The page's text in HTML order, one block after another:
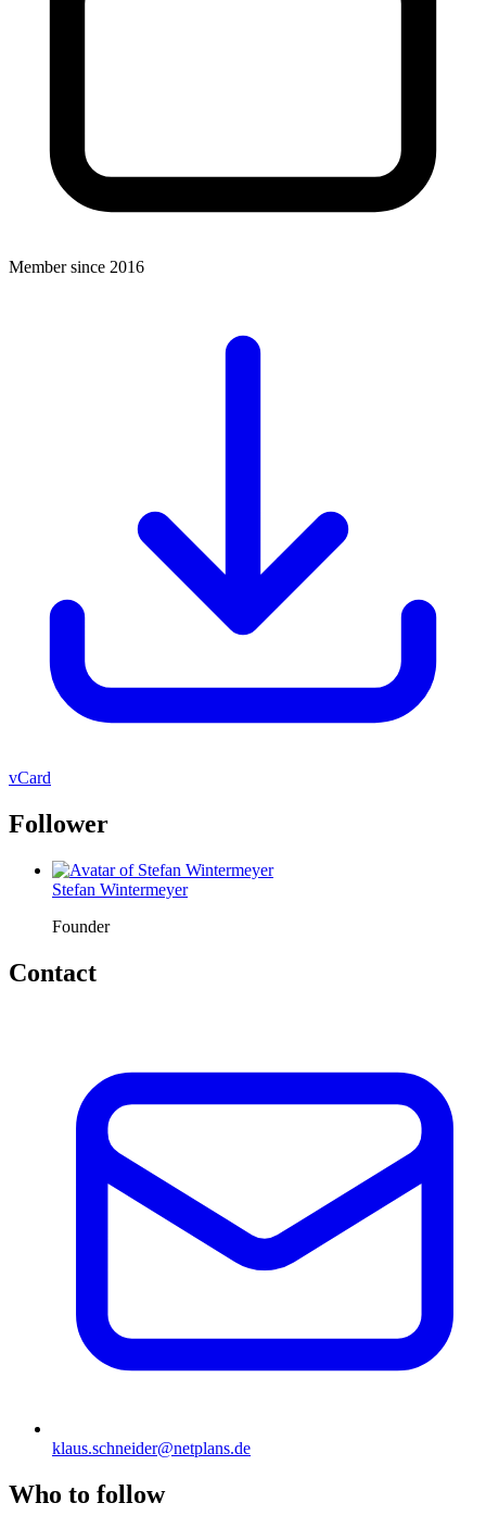
Member since 2016
vCard
Follower
Stefan Wintermeyer
Founder
Contact
klaus.schneider@netplans.de
Who to follow